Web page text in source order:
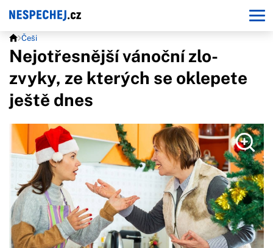
Češi
Nejotřesnější vánoční zlo-
zvyky, ze kterých se oklepete
ještě dnes